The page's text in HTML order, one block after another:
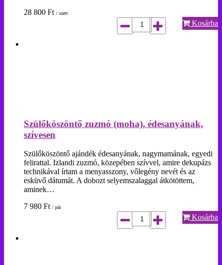
28 800 Ft / szett
Kosárba
Szülőköszöntő zuzmó (moha), édesanyának,
szívesen
Szülőköszöntő ajándék édesanyának, nagymamának, egyedi
felirattal. Izlandi zuzmó, közepében szívvel, amire dekupázs
technikával írtam a menyasszony, vőlegény nevét és az
esküvő dátumát. A dobozt selyemszalaggal átkötöttem,
aminek…
7 980 Ft / pár
Kosárba